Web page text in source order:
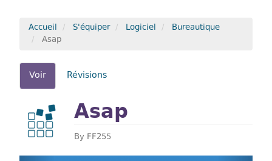
Accueil S'équiper Logiciel
Bureautique
Asap
Onglets
principaux
Voir (onglet
actif)
Révisions
Asap
By FF255